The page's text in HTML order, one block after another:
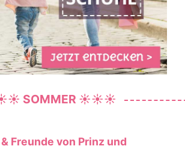
SOMMER ☀️☀️☀️
Freunde von Prinz und